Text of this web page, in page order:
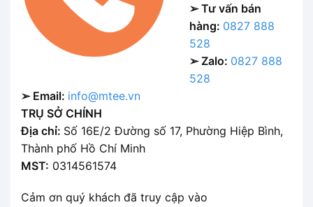
➢ Tư vấn bán
hàng: 0827 888
528
➢ Zalo: 0827 888
528
➢ Email: info@mtee.vn
TRỤ SỞ CHÍNH
Địa chỉ: Số 16E/2 Đường số 17, Phường Hiệp Bình,
Thành phố Hồ Chí Minh
MST: 0314561574
Cảm ơn quý khách đã truy cập vào